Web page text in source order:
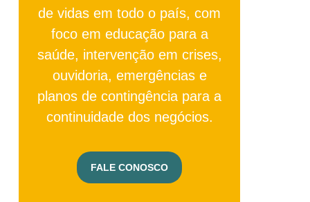
de vidas em todo o país, com
foco em educação para a
saúde, intervenção em crises,
ouvidoria, emergências e
planos de contingência para a
continuidade dos negócios.
FALE CONOSCO